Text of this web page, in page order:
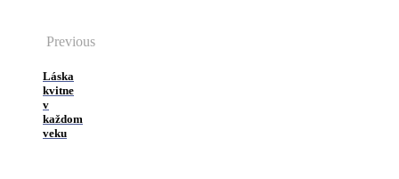
Previous
Láska
kvitne
v
každom
veku